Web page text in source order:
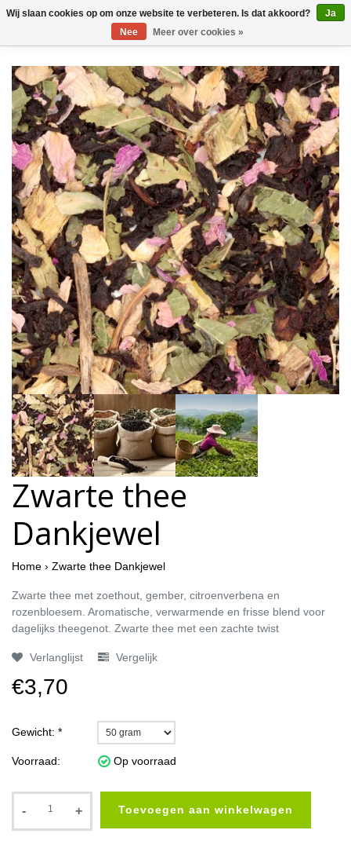
Zwarte thee
Dankjewel
Home › Zwarte thee Dankjewel
Zwarte thee met zoethout, gember, citroenverbena en
rozenbloesem. Aromatische, verwarmende en frisse blend voor
dagelijks theegenot. Zwarte thee met een zachte twist
Verlanglijst Vergelijk
€3,70
Gewicht: *
Voorraad: Op voorraad
- + Toevoegen aan winkelwagen
Wij slaan cookies op om onze website te verbeteren. Is dat akkoord?
Ja
Nee
Meer over cookies »